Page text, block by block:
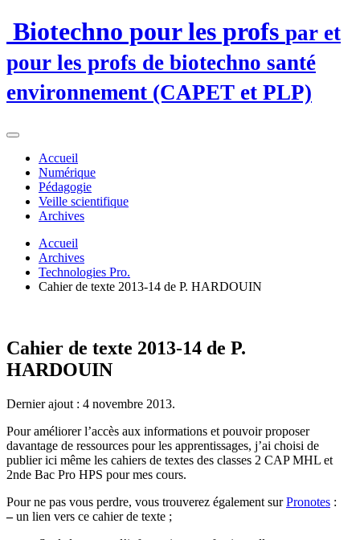
Biotechno pour les profs par et
pour les profs de biotechno santé
environnement (CAPET et PLP)
Accueil
Numérique
Pédagogie
Veille scientifique
Archives
Accueil
Archives
Technologies Pro.
Cahier de texte 2013-14 de P. HARDOUIN
Cahier de texte 2013-14 de P.
HARDOUIN
Dernier ajout : 4 novembre 2013.
Pour améliorer l’accès aux informations et pouvoir proposer
davantage de ressources pour les apprentissages, j’ai choisi de
publier ici même les cahiers de textes des classes 2 CAP MHL et
2nde Bac Pro HPS pour mes cours.
Pour ne pas vous perdre, vous trouverez également surPronotes :
–un lien vers ce cahier de texte ;